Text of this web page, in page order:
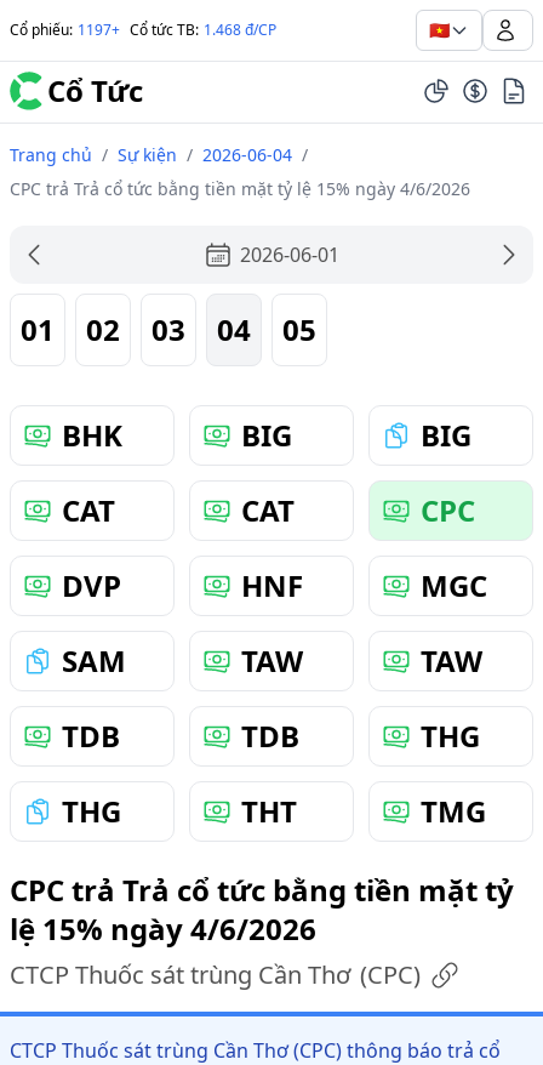
Cổ phiếu: 1197+ Cổ tức TB: 1.468 đ/CP 🇻🇳
Cổ Tức
Trang chủ / Sự kiện / 2026-06-04 /
CPC trả Trả cổ tức bằng tiền mặt tỷ lệ 15% ngày 4/6/2026
2026-06-01
01 02 03 04 05
BHK BIG
BIG
CAT
CAT
CPC
DVP
HNF
MGC
SAM
TAW
TAW
TDB
TDB
THG
THG
THT
TMG
CPC trả Trả cổ tức bằng tiền mặt tỷ
lệ 15% ngày 4/6/2026
CTCP Thuốc sát trùng Cần Thơ (CPC)
CTCP Thuốc sát trùng Cần Thơ (CPC) thông báo trả cổ